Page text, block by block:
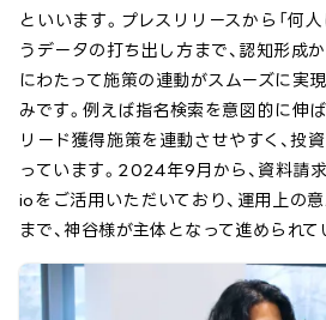
といいます。プレスリリースから「何
うデータの打ち出し方まで、認知形成
にわたって施策の連動がスムーズに実
みです。例えば指名検索を意図的に伸
リード獲得施策を連動させやすく、投
っています。2024年9月から、資料請
ioをご活用いただいており、運用上の
まで、神谷様が主体となって進められて